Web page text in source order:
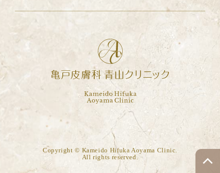
Copyright © Kameido Hifuka Aoyama Clinic.
All rights reserved.